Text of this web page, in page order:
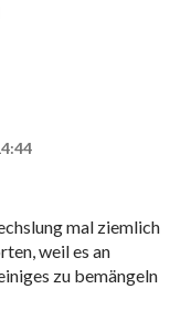
mal ziemlich
weil es an
zu bemängeln